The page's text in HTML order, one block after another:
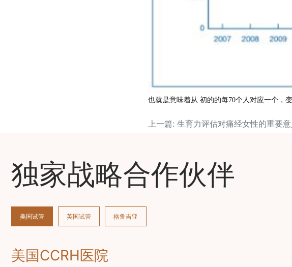
也就是意味着从 初的的每70个人对应一个，
上一篇: 生育力评估对痛经女性的重要意
独家战略合作伙伴
美国CCRH医院
美国试管 英国试管 格鲁吉亚